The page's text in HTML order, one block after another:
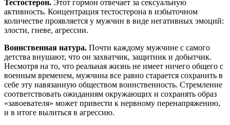
Тестостерон. Этот гормон отвечает за сексуальную
активность. Концентрация тестостерона в избыточном
количестве проявляется у мужчин в виде негативных эмоций:
злости, гневе, агрессии.
Воинственная натура. Почти каждому мужчине с самого
детства внушают, что он захватчик, защитник и добытчик.
Несмотря на то, что реальная жизнь не имеет ничего общего с
военным временем, мужчина все равно старается сохранить в
себе эту навязанную обществом воинственность. Стремление
соответствовать ожиданиям окружающих и сохранять образ
«завоевателя» может привести к нервному перенапряжению,
и в итоге вылиться в агрессию.